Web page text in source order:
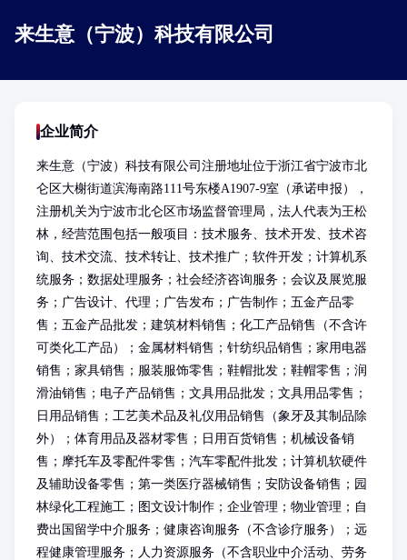
来生意（宁波）科技有限公司
企业简介
来生意（宁波）科技有限公司注册地址位于浙江省宁波市北
仑区大榭街道滨海南路111号东楼A1907-9室（承诺申报），
注册机关为宁波市北仑区市场监督管理局，法人代表为王松
林，经营范围包括一般项目：技术服务、技术开发、技术咨
询、技术交流、技术转让、技术推广；软件开发；计算机系
统服务；数据处理服务；社会经济咨询服务；会议及展览服
务；广告设计、代理；广告发布；广告制作；五金产品零
售；五金产品批发；建筑材料销售；化工产品销售（不含许
可类化工产品）；金属材料销售；针纺织品销售；家用电器
销售；家具销售；服装服饰零售；鞋帽批发；鞋帽零售；润
滑油销售；电子产品销售；文具用品批发；文具用品零售；
日用品销售；工艺美术品及礼仪用品销售（象牙及其制品除
外）；体育用品及器材零售；日用百货销售；机械设备销
售；摩托车及零配件零售；汽车零配件批发；计算机软硬件
及辅助设备零售；第一类医疗器械销售；安防设备销售；园
林绿化工程施工；图文设计制作；企业管理；物业管理；自
费出国留学中介服务；健康咨询服务（不含诊疗服务）；远
程健康管理服务；人力资源服务（不含职业中介活动、劳务